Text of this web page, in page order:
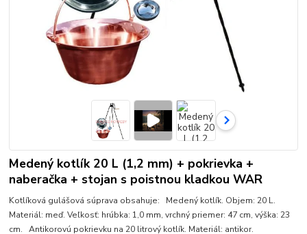
Medený kotlík 20 L (1,2 mm) + pokrievka +
naberačka + stojan s poistnou kladkou WAR
Kotlíková gulášová súprava obsahuje: Medený kotlík. Objem: 20 L.
Materiál: meď. Veľkosť: hrúbka: 1,0 mm, vrchný priemer: 47 cm, výška: 23
cm. Antikorovú pokrievku na 20 litrový kotlík. Materiál: antikor.